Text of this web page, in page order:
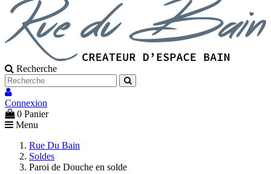
Recherche
Connexion
0 Panier
Menu
Rue Du Bain
Soldes
Paroi de Douche en solde